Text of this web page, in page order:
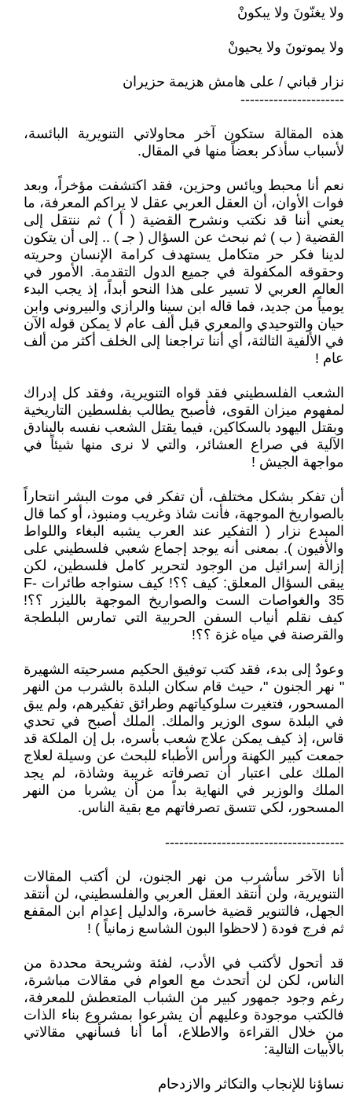
ولا يغنّونَ ولا يبكونْ
ولا يموتونَ ولا يحيونْ
نزار قباني / على هامش هزيمة حزيران
----------------------
هذه المقالة ستكون آخر محاولاتي التنويرية البائسة،
لأسباب سأذكر بعضاً منها في المقال.
نعم أنا محبط ويائس وحزين، فقد اكتشفت مؤخراً، وبعد
فوات الأوان، أن العقل العربي عقل لا يراكم المعرفة، ما
يعني أننا قد نكتب ونشرح القضية ( أ ) ثم ننتقل إلى
القضية ( ب ) ثم نبحث عن السؤال ( جـ ) .. إلى أن يتكون
لدينا فكر حر متكامل يستهدف كرامة الإنسان وحريته
وحقوقه المكفولة في جميع الدول التقدمة. الأمور في
العالم العربي لا تسير على هذا النحو أبداً، إذ يجب البدء
يومياً من جديد، فما قاله ابن سينا والرازي والبيروني وابن
حيان والتوحيدي والمعري قبل ألف عام لا يمكن قوله الآن
في الألفية الثالثة، أي أننا تراجعنا إلى الخلف أكثر من ألف
عام !
الشعب الفلسطيني فقد قواه التنويرية، وفقد كل إدراك
لمفهوم ميزان القوى، فأصبح يطالب بفلسطين التاريخية
وبقتل اليهود بالسكاكين، فيما يقتل الشعب نفسه بالبنادق
الآلية في صراع العشائر، والتي لا نرى منها شيئاً في
مواجهة الجيش !
أن تفكر بشكل مختلف، أن تفكر في موت البشر انتحاراً
بالصواريخ الموجهة، فأنت شاذ وغريب ومنبوذ، أو كما قال
المبدع نزار ( التفكير عند العرب يشبه البغاء واللواط
والأفيون ). بمعنى أنه يوجد إجماع شعبي فلسطيني على
إزالة إسرائيل من الوجود لتحرير كامل فلسطين، لكن
يبقى السؤال المعلق: كيف ؟؟! كيف سنواجه طائرات F-
35 والغواصات الست والصواريخ الموجهة بالليزر ؟؟!
كيف نقلم أنياب السفن الحربية التي تمارس البلطجة
والقرصنة في مياه غزة ؟؟!
وعودٌ إلى بدء، فقد كتب توفيق الحكيم مسرحيته الشهيرة
" نهر الجنون "، حيث قام سكان البلدة بالشرب من النهر
المسحور، فتغيرت سلوكياتهم وطرائق تفكيرهم، ولم يبق
في البلدة سوى الوزير والملك. الملك أصبح في تحدي
قاس، إذ كيف يمكن علاج شعب بأسره، بل إن الملكة قد
جمعت كبير الكهنة ورأس الأطباء للبحث عن وسيلة لعلاج
الملك على اعتبار أن تصرفاته غريبة وشاذة، لم يجد
الملك والوزير في النهاية بداً من أن يشربا من النهر
المسحور، لكي تتسق تصرفاتهم مع بقية الناس.
--------------------------------------
أنا الآخر سأشرب من نهر الجنون، لن أكتب المقالات
التنويرية، ولن أنتقد العقل العربي والفلسطيني، لن أنتقد
الجهل، فالتنوير قضية خاسرة، والدليل إعدام ابن المقفع
ثم فرج فودة ( لاحظوا البون الشاسع زمانياً ) !
قد أتحول لأكتب في الأدب، لفئة وشريحة محددة من
الناس، لكن لن أتحدث مع العوام في مقالات مباشرة،
رغم وجود جمهور كبير من الشباب المتعطش للمعرفة،
فالكتب موجودة وعليهم أن يشرعوا بمشروع بناء الذات
من خلال القراءة والاطلاع، أما أنا فسأنهي مقالاتي
بالأبيات التالية:
نساؤنا للإنجاب والتكاثر والازدحام